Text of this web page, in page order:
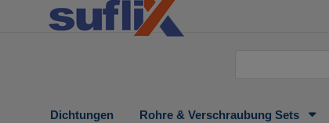
Dichtungen Rohre & Verschraubung Sets